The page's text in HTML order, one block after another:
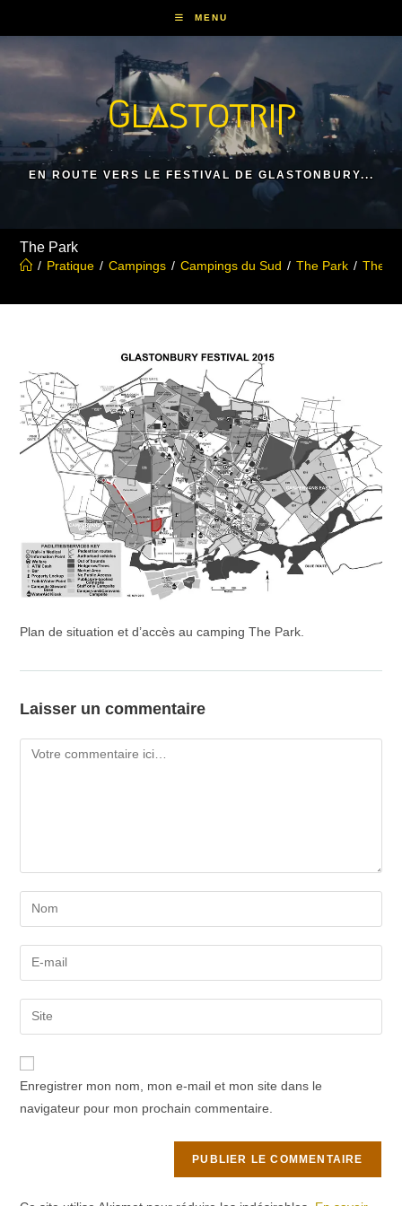
content
MENU
Glastotrip
EN ROUTE VERS LE FESTIVAL DE GLASTONBURY...
The Park
/ Pratique / Campings / Campings du Sud / The Park / The
Plan de situation et d’accès au camping The Park.
Laisser un commentaire
Comment
Enter
your
name
comment
Enter
your
email
address
comment
Saisir
l’URL
de
Enregistrer mon nom, mon e-mail et mon site dans le
navigateur pour mon prochain commentaire.